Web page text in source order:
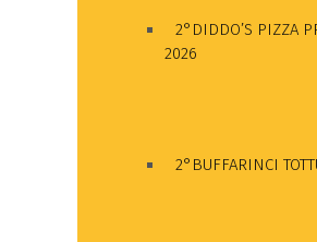
2°DIDDO’S PIZZA
2026
2°BUFFARINCI